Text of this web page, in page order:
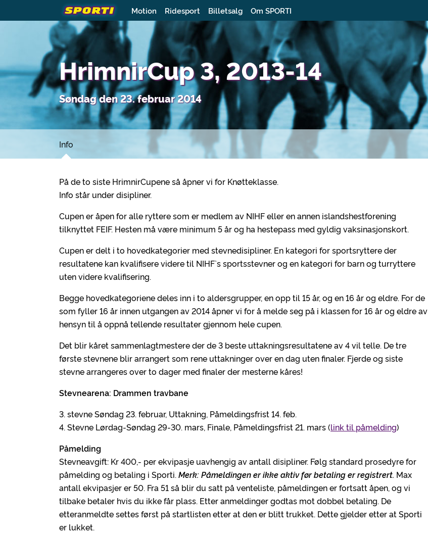
Motion Ridesport Billetsalg Om SPORTI
HrimnirCup 3, 2013-14
Søndag den 23. februar 2014
Info
På de to siste HrimnirCupene så åpner vi for Knøtteklasse.
Info står under disipliner.
Cupen er åpen for alle ryttere som er medlem av NIHF eller en annen islandshestforening
tilknyttet FEIF. Hesten må være minimum 5 år og ha hestepass med gyldig vaksinasjonskort.
Cupen er delt i to hovedkategorier med stevnedisipliner. En kategori for sportsryttere der
resultatene kan kvalifisere videre til NIHF`s sportsstevner og en kategori for barn og turryttere
uten videre kvalifisering.
Begge hovedkategoriene deles inn i to aldersgrupper, en opp til 15 år, og en 16 år og eldre. For de
som fyller 16 år innen utgangen av 2014 åpner vi for å melde seg på i klassen for 16 år og eldre av
hensyn til å oppnå tellende resultater gjennom hele cupen.
Det blir kåret sammenlagtmestere der de 3 beste uttakningsresultatene av 4 vil telle. De tre
første stevnene blir arrangert som rene uttakninger over en dag uten finaler. Fjerde og siste
stevne arrangeres over to dager med finaler der mesterne kåres!
Stevnearena: Drammen travbane
3. stevne Søndag 23. februar, Uttakning, Påmeldingsfrist 14. feb.
4. Stevne Lørdag-Søndag 29-30. mars, Finale, Påmeldingsfrist 21. mars (link til påmelding)
Påmelding
Stevneavgift: Kr 400,- per ekvipasje uavhengig av antall disipliner. Følg standard prosedyre for
påmelding og betaling i Sporti. Merk: Påmeldingen er ikke aktiv før betaling er registrert. Max
antall ekvipasjer er 50. Fra 51 så blir du satt på venteliste, påmeldingen er fortsatt åpen, og vi
tilbake betaler hvis du ikke får plass. Etter anmeldinger godtas mot dobbel betaling. De
etteranmeldte settes først på startlisten etter at den er blitt trukket. Dette gjelder etter at Sporti
er lukket.